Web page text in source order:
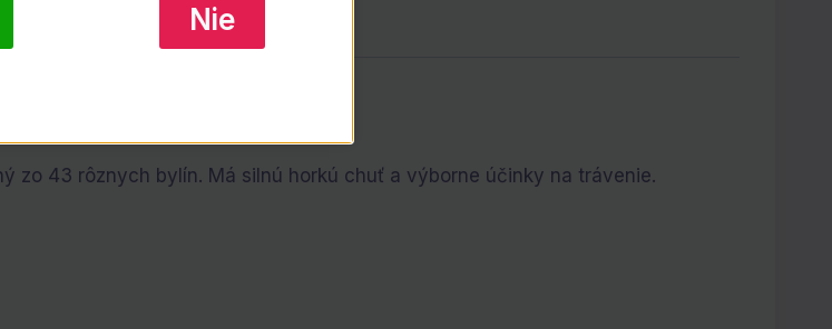
zo 43 rôznych bylín. Má silnú horkú chuť a výborne účinky na trávenie.
Nie